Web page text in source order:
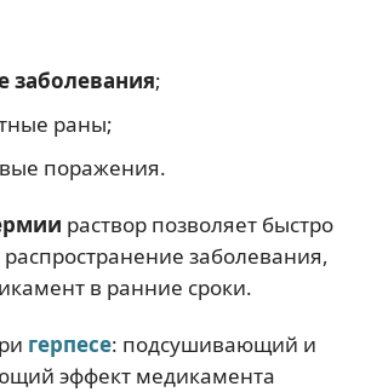
заболевания;
раны;
поражения.
раствор позволяет быстро
заболевания,
в ранние сроки.
герпесе: подсушивающий и
эффект медикамента